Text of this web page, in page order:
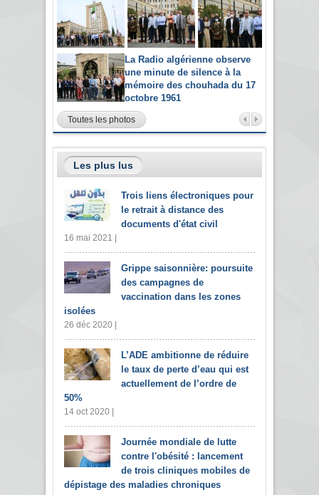
La Radio algérienne observe
une minute de silence à la
mémoire des chouhada du 17
octobre 1961
Toutes les photos
Les plus lus
Trois liens électroniques pour
le retrait à distance des
documents d'état civil
16 mai 2021 |
Grippe saisonnière: poursuite
des campagnes de
vaccination dans les zones
isolées
26 déc 2020 |
L’ADE ambitionne de réduire
le taux de perte d’eau qui est
actuellement de l’ordre de
50%
14 oct 2020 |
Journée mondiale de lutte
contre l'obésité : lancement
de trois cliniques mobiles de
dépistage des maladies chroniques